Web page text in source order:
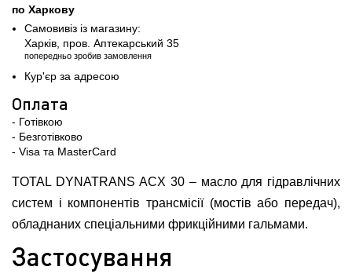
по Харкову
Самовивіз із магазину:
Харків, пров. Аптекарський 35
попередньо зробив замовлення
Кур'єр за адресою
Оплата
- Готівкою
- Безготівково
- Visa та MasterCard
TOTAL DYNATRANS ACX 30 – масло для гідравлічних
систем і компонентів трансмісії (мостів або передач),
обладнаних спеціальними фрикційними гальмами.
Застосування